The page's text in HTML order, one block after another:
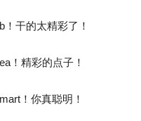
干的太精彩了！
精彩的点子！
！你真聪明！